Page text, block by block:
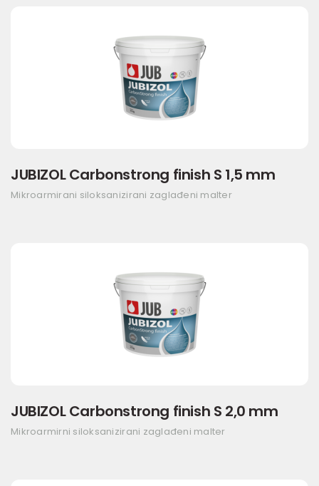
JUBIZOL Carbonstrong finish S 1,5 mm
Mikroarmirani siloksanizirani zaglađeni malter
JUBIZOL Carbonstrong finish S 2,0 mm
Mikroarmirni siloksanizirani zaglađeni malter